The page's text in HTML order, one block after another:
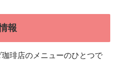
報
琲店のメニューのひとつで